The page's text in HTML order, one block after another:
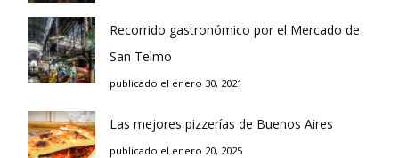
Recorrido gastronómico por el Mercado de
San Telmo
publicado el enero 30, 2021
Las mejores pizzerías de Buenos Aires
publicado el enero 20, 2025